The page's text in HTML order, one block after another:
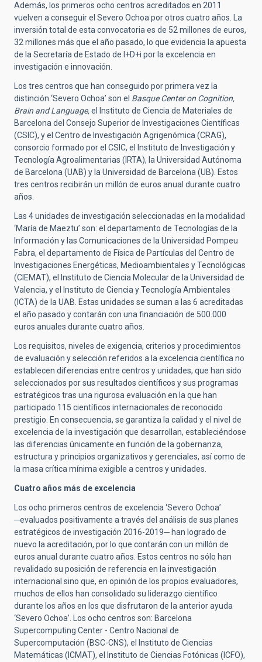
Además, los primeros ocho centros acreditados en 2011
vuelven a conseguir el Severo Ochoa por otros cuatro años. La
inversión total de esta convocatoria es de 52 millones de euros,
32 millones más que el año pasado, lo que evidencia la apuesta
de la Secretaría de Estado de I+D+i por la excelencia en
investigación e innovación.
Los tres centros que han conseguido por primera vez la
distinción ‘Severo Ochoa’ son el Basque Center on Cognition,
Brain and Language,el Instituto de Ciencia de Materiales de
Barcelona del Consejo Superior de Investigaciones Científicas
(CSIC), y el Centro de Investigación Agrigenómica (CRAG),
consorcio formado por el CSIC, el Instituto de Investigación y
Tecnología Agroalimentarias (IRTA), la Universidad Autónoma
de Barcelona (UAB) y la Universidad de Barcelona (UB). Estos
tres centros recibirán un millón de euros anual durante cuatro
años.
Las 4 unidades de investigación seleccionadas en la modalidad
‘María de Maeztu’ son: el departamento de Tecnologías de la
Información y las Comunicaciones de la Universidad Pompeu
Fabra, el departamento de Física de Partículas del Centro de
Investigaciones Energéticas, Medioambientales y Tecnológicas
(CIEMAT), el Instituto de Ciencia Molecular de la Universidad de
Valencia, y el Instituto de Ciencia y Tecnología Ambientales
(ICTA) de la UAB. Estas unidades se suman a las 6 acreditadas
el año pasado y contarán con una financiación de 500.000
euros anuales durante cuatro años.
Los requisitos, niveles de exigencia, criterios y procedimientos
de evaluación y selección referidos a la excelencia científica no
establecen diferencias entre centros y unidades, que han sido
seleccionados por sus resultados científicos y sus programas
estratégicos tras una rigurosa evaluación en la que han
participado 115 científicos internacionales de reconocido
prestigio. En consecuencia, se garantiza la calidad y el nivel de
excelencia de la investigación que desarrollan, estableciéndose
las diferencias únicamente en función de la gobernanza,
estructura y principios organizativos y gerenciales, así como de
la masa crítica mínima exigible a centros y unidades.
Cuatro años más de excelencia
Los ocho primeros centros de excelencia ‘Severo Ochoa’
─evaluados positivamente a través del análisis de sus planes
estratégicos de investigación 2016-2019─ han logrado de
nuevo la acreditación, por lo que contarán con un millón de
euros anual durante cuatro años. Estos centros no sólo han
revalidado su posición de referencia en la investigación
internacional sino que, en opinión de los propios evaluadores,
muchos de ellos han consolidado su liderazgo científico
durante los años en los que disfrutaron de la anterior ayuda
‘Severo Ochoa’. Los ocho centros son: Barcelona
Supercomputing Center - Centro Nacional de
Supercomputación (BSC-CNS), el Instituto de Ciencias
Matemáticas (ICMAT), el Instituto de Ciencias Fotónicas (ICFO),